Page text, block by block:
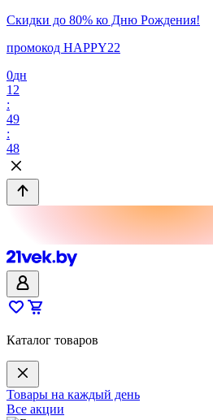
Скидки до 80% ко Дню Рождения!
промокод HAPPY22
0дн
12
:
49
:
48
Каталог товаров
Товары на каждый день
Все акции